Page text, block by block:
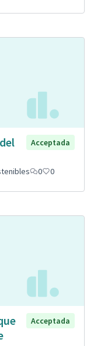
Acceptada
0 0
Acceptada